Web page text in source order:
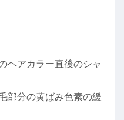
ヘアカラー直後のシャ
部分の黄ばみ色素の緩